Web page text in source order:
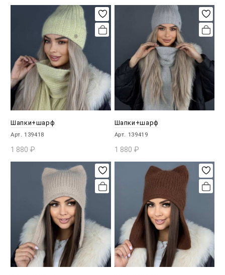
В КОРЗИНУ В КОРЗИНУ
Шапки+шарф
Арт. 139418
1 880 ₽
В КОРЗИНУ
Шапки+шарф
Арт. 139419
1 880 ₽
В КОРЗИНУ